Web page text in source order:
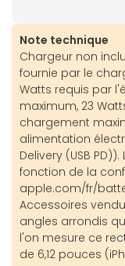
Note technique
Chargeur non
fournie par le
Watts requis par
maximum, 23
chargement
alimentation
Delivery (USB
fonction de la
apple.com/fr/
Accessoires
angles arrondis
l'on mesure ce
de 6,12 pouces